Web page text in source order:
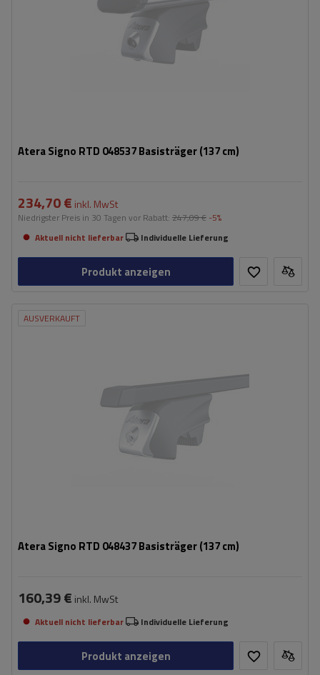
Atera Signo RTD 048537 Basisträger (137 cm)
234,70 € inkl. MwSt
Niedrigster Preis in 30 Tagen vor Rabatt: 247,09 € -5%
Aktuell nicht lieferbar
Individuelle Lieferung
Produkt anzeigen
AUSVERKAUFT
Atera Signo RTD 048437 Basisträger (137 cm)
160,39 € inkl. MwSt
Aktuell nicht lieferbar Individuelle Lieferung
Produkt anzeigen